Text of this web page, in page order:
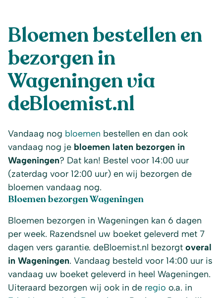
Bloemen bestellen en
bezorgen in
Wageningen via
deBloemist.nl
Vandaag nog bloemen bestellen en dan ook
vandaag nog je bloemen laten bezorgen in
Wageningen? Dat kan! Bestel voor 14:00 uur
(zaterdag voor 12:00 uur) en wij bezorgen de
bloemen vandaag nog.
Bloemen bezorgen Wageningen
Bloemen bezorgen in Wageningen kan 6 dagen
per week. Razendsnel uw boeket geleverd met 7
dagen vers garantie. deBloemist.nl bezorgt overal
in Wageningen. Vandaag besteld voor 14:00 uur is
vandaag uw boeket geleverd in heel Wageningen.
Uiteraard bezorgen wij ook in de regio o.a. in